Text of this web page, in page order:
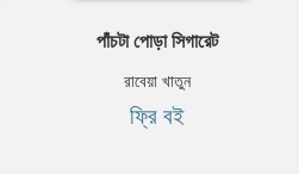
পাঁচটা পোড়া সিগারেট
রাবেয়া খাতুন
ফ্রি বই